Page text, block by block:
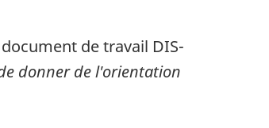
de travail DIS-
donner de l'orientation